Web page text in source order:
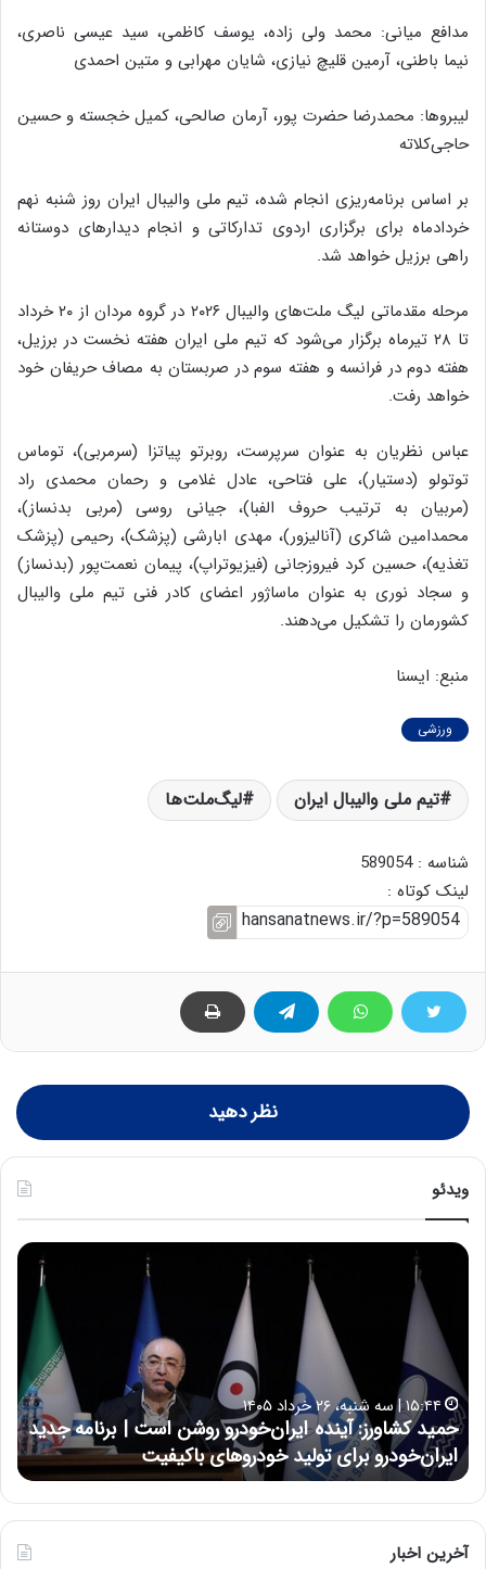
مدافع میانی: محمد ولی زاده، یوسف کاظمی، سید عیسی ناصری،
نیما باطنی، آرمین قلیچ نیازی، شایان مهرابی و متین احمدی
لیبروها: محمدرضا حضرت پور، آرمان صالحی، کمیل خجسته و حسین
حاجی‌کلاته
بر اساس برنامه‌ریزی انجام شده، تیم ملی والیبال ایران روز شنبه نهم
خردادماه برای برگزاری اردوی تدارکاتی و انجام دیدارهای دوستانه
راهی برزیل خواهد شد.
مرحله مقدماتی لیگ ملت‌های والیبال ۲۰۲۶ در گروه مردان از ۲۰ خرداد
تا ۲۸ تیرماه برگزار می‌شود که تیم ملی ایران هفته نخست در برزیل،
هفته دوم در فرانسه و هفته سوم در صربستان به مصاف حریفان خود
خواهد رفت.
عباس نظریان به عنوان سرپرست، روبرتو پیاتزا (سرمربی)، توماس
توتولو (دستیار)، علی فتاحی، عادل غلامی و رحمان محمدی راد
(مربیان به ترتیب حروف الفبا)، جیانی روسی (مربی بدنساز)،
محمدامین شاکری (آنالیزور)، مهدی ابارشی (پزشک)، رحیمی (پزشک
تغذیه)، حسین کرد فیروزجانی (فیزیوتراپ)، پیمان نعمت‌پور (بدنساز)
و سجاد نوری به عنوان ماساژور اعضای کادر فنی تیم ملی والیبال
کشورمان را تشکیل می‌دهند.
منبع: ایسنا
ورزشی
تیم ملی والیبال ایران لیگ‌ملت‌ها
شناسه : 589054
لینک کوتاه :
نظر دهید
ویدئو
روشن است | برنامه جدید
باکیفیت
ا
ی
:
د
ر
ط
۱۷:۳۹ | سه شنبه، ۲۲ اردیبهشت ۱۴۰۵
حسین علایی: در طول
نتوانسته در مقابل چنین
آخرین اخبار